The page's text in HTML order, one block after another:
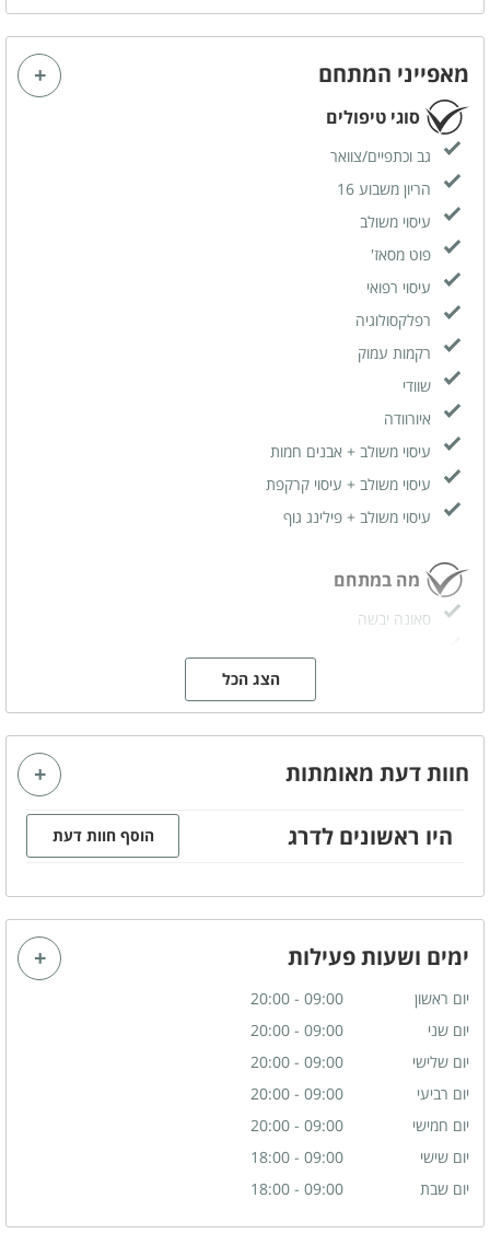
יעניק לכם יחס אישי, חם ונעים לאורך כל הדרך.
בחרו את הטיפולים המתאימים ביותר עבורכם מתוך תפריט מגוון ועשיר,
הכולל טיפולי גוף קלאסיים, טיפולי פילינג מטהרים וטיפולי יופי וקוסמטיקה.
הטיפולים מתבצעים בחדרים נעימים ומעוצבים, תוך הקפדה על פרטיות
מוחלטת. מוזיקה מרגיעה וניחוחות קסומים ישלימו את החוויה ויעצימו את
תחושת הרוגע והשלווה.
רוגע ופינוקים, אשר ימלאו אתכם באנרגיה מחודשת.
מאפייני המתחם
סוגי טיפולים
גב וכתפיים/צוואר
הריון משבוע 16
עיסוי משולב
פוט מסאז'
עיסוי רפואי
רפלקסולוגיה
רקמות עמוק
שוודי
איורוודה
עיסוי משולב + אבנים חמות
עיסוי משולב + עיסוי קרקפת
עיסוי משולב + פילינג גוף
מה במתחם
סאונה יבשה
ספא בבית מלון
הצג הכל
חוות דעת מאומתות
היו ראשונים לדרג הוסף חוות דעת
ימים ושעות פעילות
יום ראשון
09:00 - 20:00
יום שני
09:00 - 20:00
יום שלישי
09:00 - 20:00
יום רביעי
09:00 - 20:00
יום חמישי
09:00 - 20:00
יום שישי
09:00 - 18:00
יום שבת
09:00 - 18:00